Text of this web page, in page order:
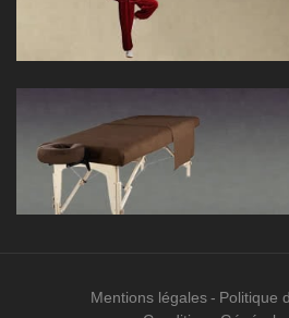
Mentions légales
Politique